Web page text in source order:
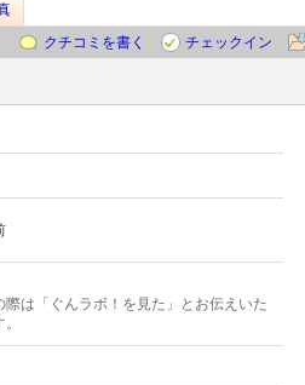
クチコミを書く
チェックイン
は「ぐんラボ！を見た」とお伝えいた